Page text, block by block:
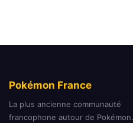
Pokémon France
La plus ancienne communauté
francophone autour de Pokémon.